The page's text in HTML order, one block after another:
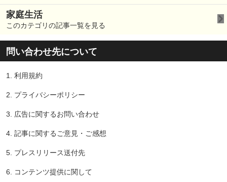
家庭生活
このカテゴリの記事一覧を見る
問い合わせ先について
1. 利用規約
2. プライバシーポリシー
3. 広告に関するお問い合わせ
4. 記事に関するご意見・ご感想
5. プレスリリース送付先
6. コンテンツ提供に関して